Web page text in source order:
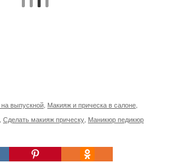
выпускной Макияж и прическа в салоне
Сделать макияж прическу Маникюр педикюр